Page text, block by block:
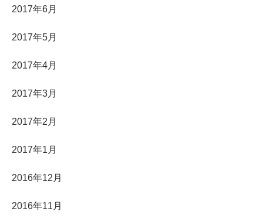
2017年6月
2017年5月
2017年4月
2017年3月
2017年2月
2017年1月
2016年12月
2016年11月